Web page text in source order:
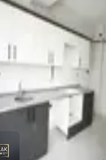
Battalgazi, Hacı Abdi
110 m²·2. Kat
4.250.000 ₺
GAYRİMENKUL &
Ramazan BAYINDIR